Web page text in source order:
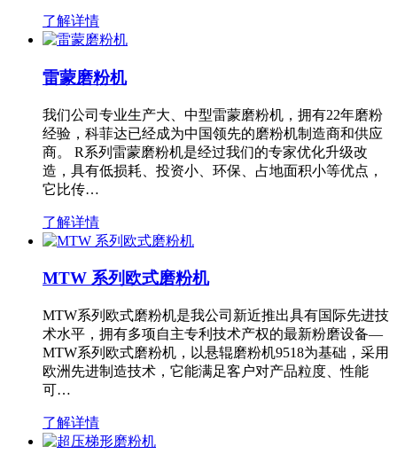
了解详情
雷蒙磨粉机
我们公司专业生产大、中型雷蒙磨粉机，拥有22年磨粉
经验，科菲达已经成为中国领先的磨粉机制造商和供应
商。 R系列雷蒙磨粉机是经过我们的专家优化升级改
造，具有低损耗、投资小、环保、占地面积小等优点，
它比传…
了解详情
MTW 系列欧式磨粉机
MTW系列欧式磨粉机是我公司新近推出具有国际先进技
术水平，拥有多项自主专利技术产权的最新粉磨设备—
MTW系列欧式磨粉机，以悬辊磨粉机9518为基础，采用
欧洲先进制造技术，它能满足客户对产品粒度、性能
可…
了解详情